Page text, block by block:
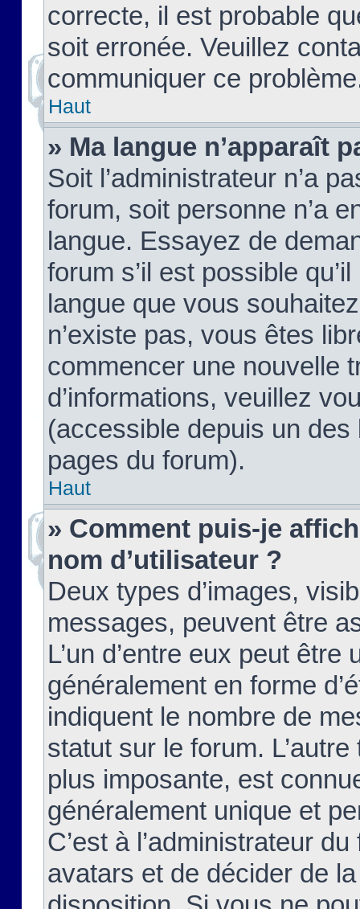
correcte, il est probable
soit erronée. Veuillez
communiquer ce
Haut
» Ma langue n’apparaît
Soit l’administrateur n’a
forum, soit personne n’a
langue. Essayez de
forum s’il est possible
langue que vous
n’existe pas, vous êtes
commencer une nouvelle
d’informations, veuillez
(accessible depuis un
pages du forum).
Haut
» Comment puis-je
nom d’utilisateur ?
Deux types d’images,
messages, peuvent être
L’un d’entre eux peut
généralement en forme
indiquent le nombre de
statut sur le forum.
plus imposante, est
généralement unique et
C’est à l’administrateur
avatars et de décider de